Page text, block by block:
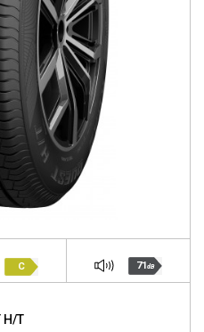
C 71dB
H/T